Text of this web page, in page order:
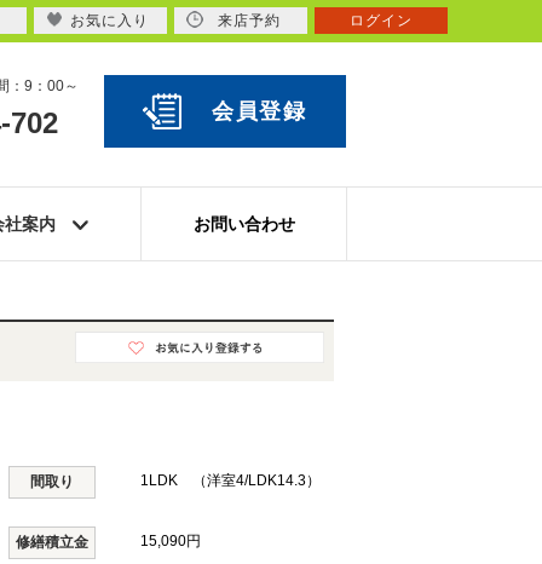
：9：00～
702 会員登録
社案内 お問い合わせ
間取り 1LDK （洋室4/LDK14.3）
修繕積立金 15,090円
お気に入り 来店予約 ログイン